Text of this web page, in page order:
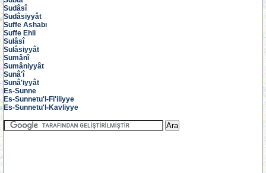
Sudâsî
Sudâsiyyât
Suffe Ashabı
Suffe Ehli
Sulâsî
Sulâsiyyât
Sumânî
Sumâniyyât
Sunâ'î
Sunâ'iyyât
Es-Sunne
Es-Sunnetu'l-Fi'iliyye
Es-Sunnetu'l-Kavliyye